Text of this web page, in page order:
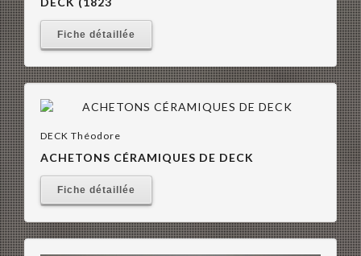
Fiche détaillée
DECK Théodore
ACHETONS CÉRAMIQUES DE DECK
Fiche détaillée